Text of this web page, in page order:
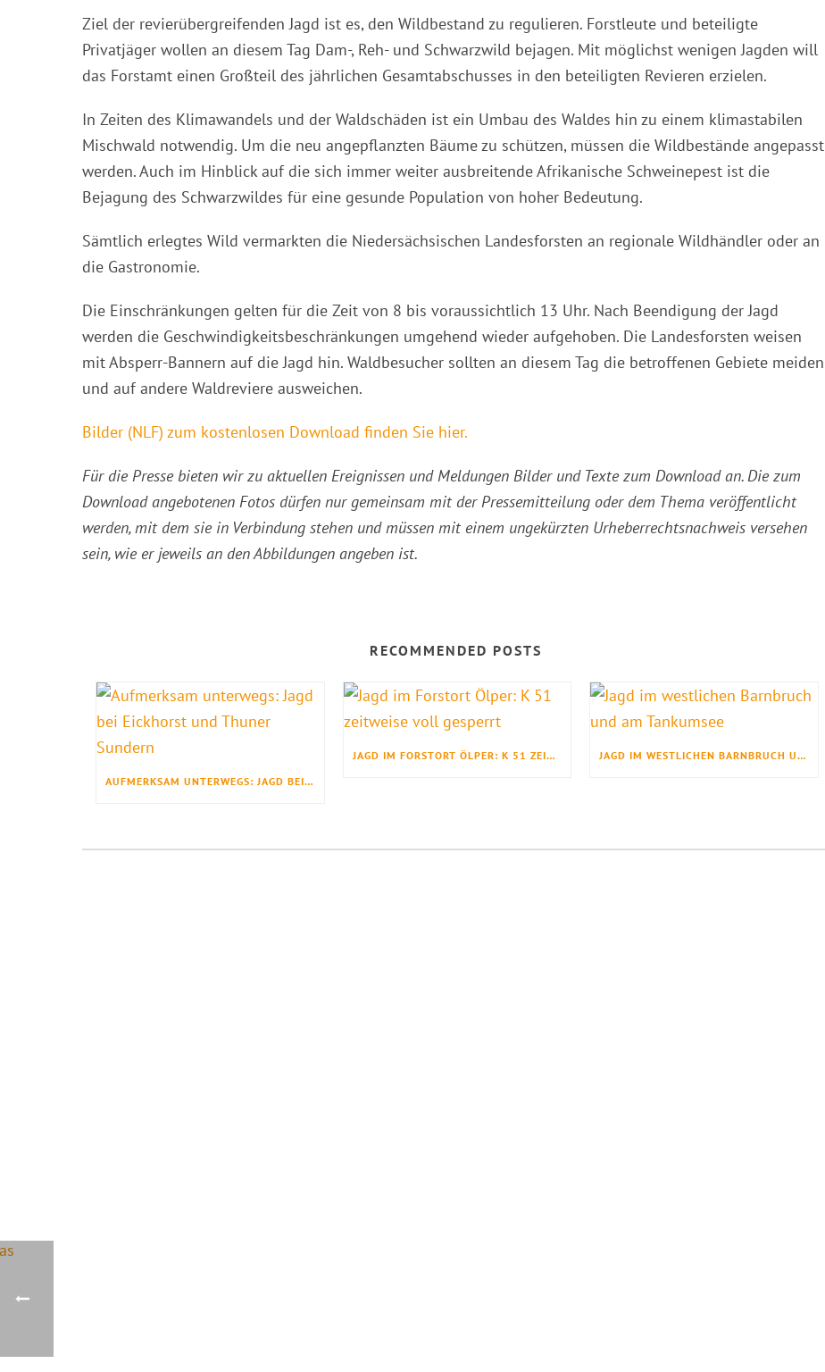
Ziel der revierübergreifenden Jagd ist es, den Wildbestand zu regulieren. Forstleute und beteiligte
Privatjäger wollen an diesem Tag Dam-, Reh- und Schwarzwild bejagen. Mit möglichst wenigen Jagden will
das Forstamt einen Großteil des jährlichen Gesamtabschusses in den beteiligten Revieren erzielen.
In Zeiten des Klimawandels und der Waldschäden ist ein Umbau des Waldes hin zu einem klimastabilen
Mischwald notwendig. Um die neu angepflanzten Bäume zu schützen, müssen die Wildbestände angepasst
werden. Auch im Hinblick auf die sich immer weiter ausbreitende Afrikanische Schweinepest ist die
Bejagung des Schwarzwildes für eine gesunde Population von hoher Bedeutung.
Sämtlich erlegtes Wild vermarkten die Niedersächsischen Landesforsten an regionale Wildhändler oder an
die Gastronomie.
Die Einschränkungen gelten für die Zeit von 8 bis voraussichtlich 13 Uhr. Nach Beendigung der Jagd
werden die Geschwindigkeitsbeschränkungen umgehend wieder aufgehoben. Die Landesforsten weisen
mit Absperr-Bannern auf die Jagd hin. Waldbesucher sollten an diesem Tag die betroffenen Gebiete meiden
und auf andere Waldreviere ausweichen.
Bilder (NLF) zum kostenlosen Download finden Sie hier.
Für die Presse bieten wir zu aktuellen Ereignissen und Meldungen Bilder und Texte zum Download an. Die zum
Download angebotenen Fotos dürfen nur gemeinsam mit der Pressemitteilung oder dem Thema veröffentlicht
werden, mit dem sie in Verbindung stehen und müssen mit einem ungekürzten Urheberrechtsnachweis versehen
sein, wie er jeweils an den Abbildungen angeben ist.
RECOMMENDED POSTS
AUFMERKSAM UNTERWEGS: JAGD BEI EICKHORST UND THUNER SUNDERN
JAGD IM FORSTORT ÖLPER: K 51 ZEITWEISE VOLL GESPERRT JAGD IM WESTLICHEN BARNBRUCH UND AM TANKUMSEE